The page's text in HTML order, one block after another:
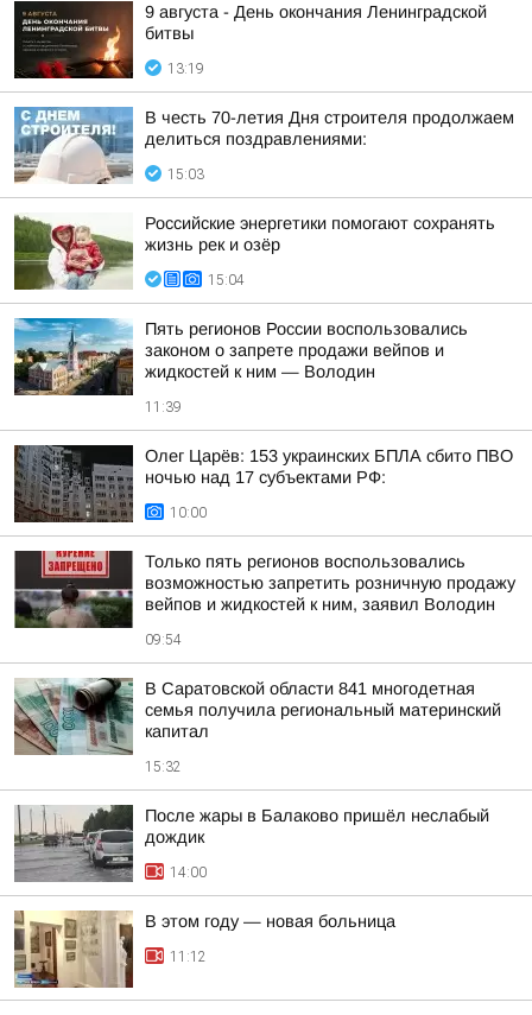
9 августа - День окончания Ленинградской
битвы
13:19
В честь 70-летия Дня строителя продолжаем
делиться поздравлениями:
15:03
Российские энергетики помогают сохранять
жизнь рек и озёр
15:04
Пять регионов России воспользовались
законом о запрете продажи вейпов и
жидкостей к ним — Володин
11:39
Олег Царёв: 153 украинских БПЛА сбито ПВО
ночью над 17 субъектами РФ:
10:00
Только пять регионов воспользовались
возможностью запретить розничную продажу
вейпов и жидкостей к ним, заявил Володин
09:54
В Саратовской области 841 многодетная
семья получила региональный материнский
капитал
15:32
После жары в Балаково пришёл неслабый
дождик
14:00
В этом году — новая больница
11:12